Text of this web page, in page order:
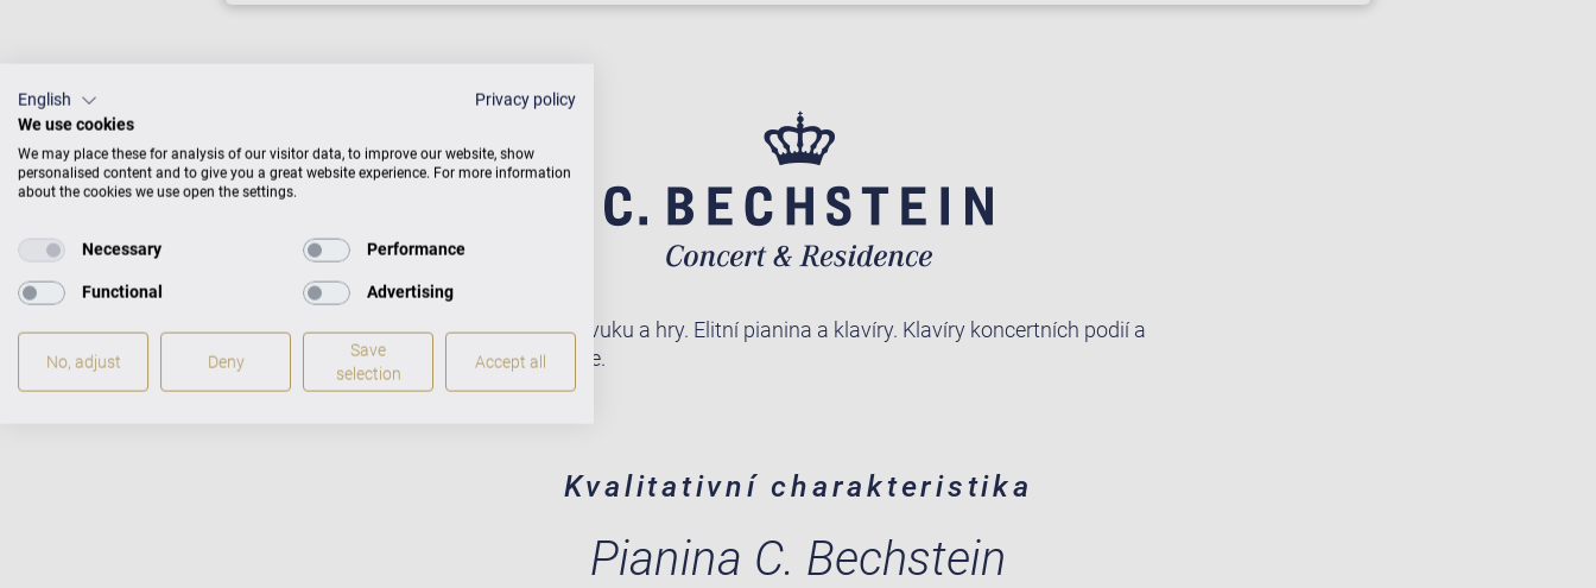
Mistrovská díla zvuku a hry. Elitní pianina a klavíry. Klavíry koncertních podií a
pianina pro znalce.
Kvalitativní charakteristika
Pianina C. Bechstein
English
Privacy policy
We use cookies
We may place these for analysis of our visitor data, to improve our website, show
personalised content and to give you a great website experience. For more information
about the cookies we use open the settings.
Necessary Performance
Functional Advertising
No, adjust Deny
Save
selection
Accept all